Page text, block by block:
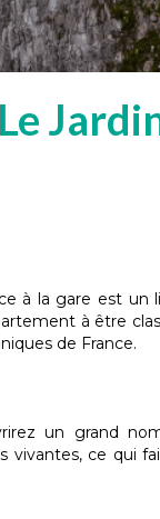
à la gare est un
à être
de France.
un grand
vivantes, ce qui